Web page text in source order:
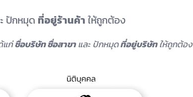
ปักหมุด ที่อยู่ร้านค้า ให้ถูกต้อง
แก่ชื่อบริษัท ชื่อสาขาและ ปักหมุดที่อยู่บริษัทให้ถูกต้อง